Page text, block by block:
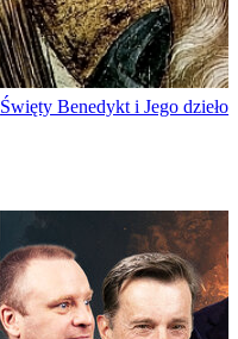
Święty Benedykt i Jego dzieło